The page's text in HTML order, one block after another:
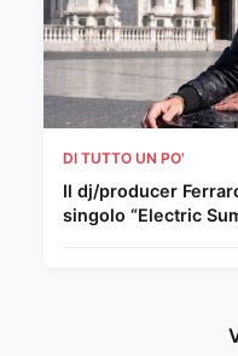
DI TUTTO UN PO'
Il dj/producer
singolo “Electric